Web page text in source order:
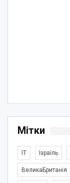
Мітки
IT Ізраїль
ВеликаБританія